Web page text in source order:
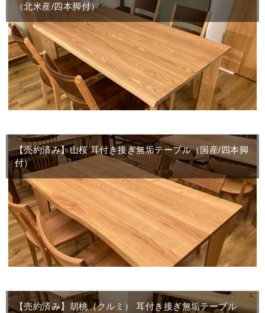
（北米産/四本脚付）
【売約済み】山桜 耳付き接ぎ無垢テーブル（国産/四本脚
付）
【売約済み】胡桃（クルミ） 耳付き接ぎ無垢テーブル